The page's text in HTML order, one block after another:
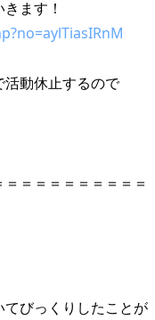
ます！
動休止するので
＝＝＝＝＝＝＝＝＝
びっくりしたことが